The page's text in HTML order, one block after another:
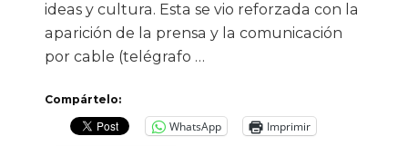
ideas y cultura. Esta se vio reforzada con la
aparición de la prensa y la comunicación
por cable (telégrafo …
Compártelo:
WhatsApp
Imprimir